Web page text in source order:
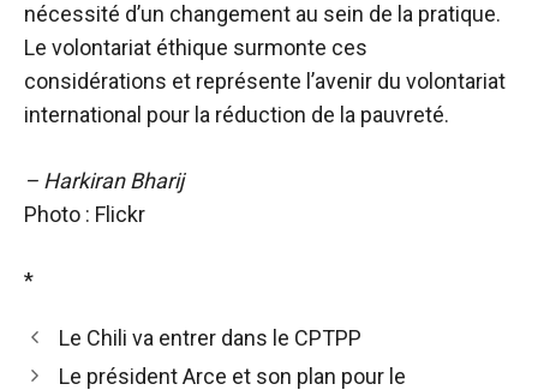
nécessité d’un changement au sein de la pratique.
Le volontariat éthique surmonte ces
considérations et représente l’avenir du volontariat
international pour la réduction de la pauvreté.
– Harkiran Bharij
Photo : Flickr
*
Le Chili va entrer dans le CPTPP
Le président Arce et son plan pour le